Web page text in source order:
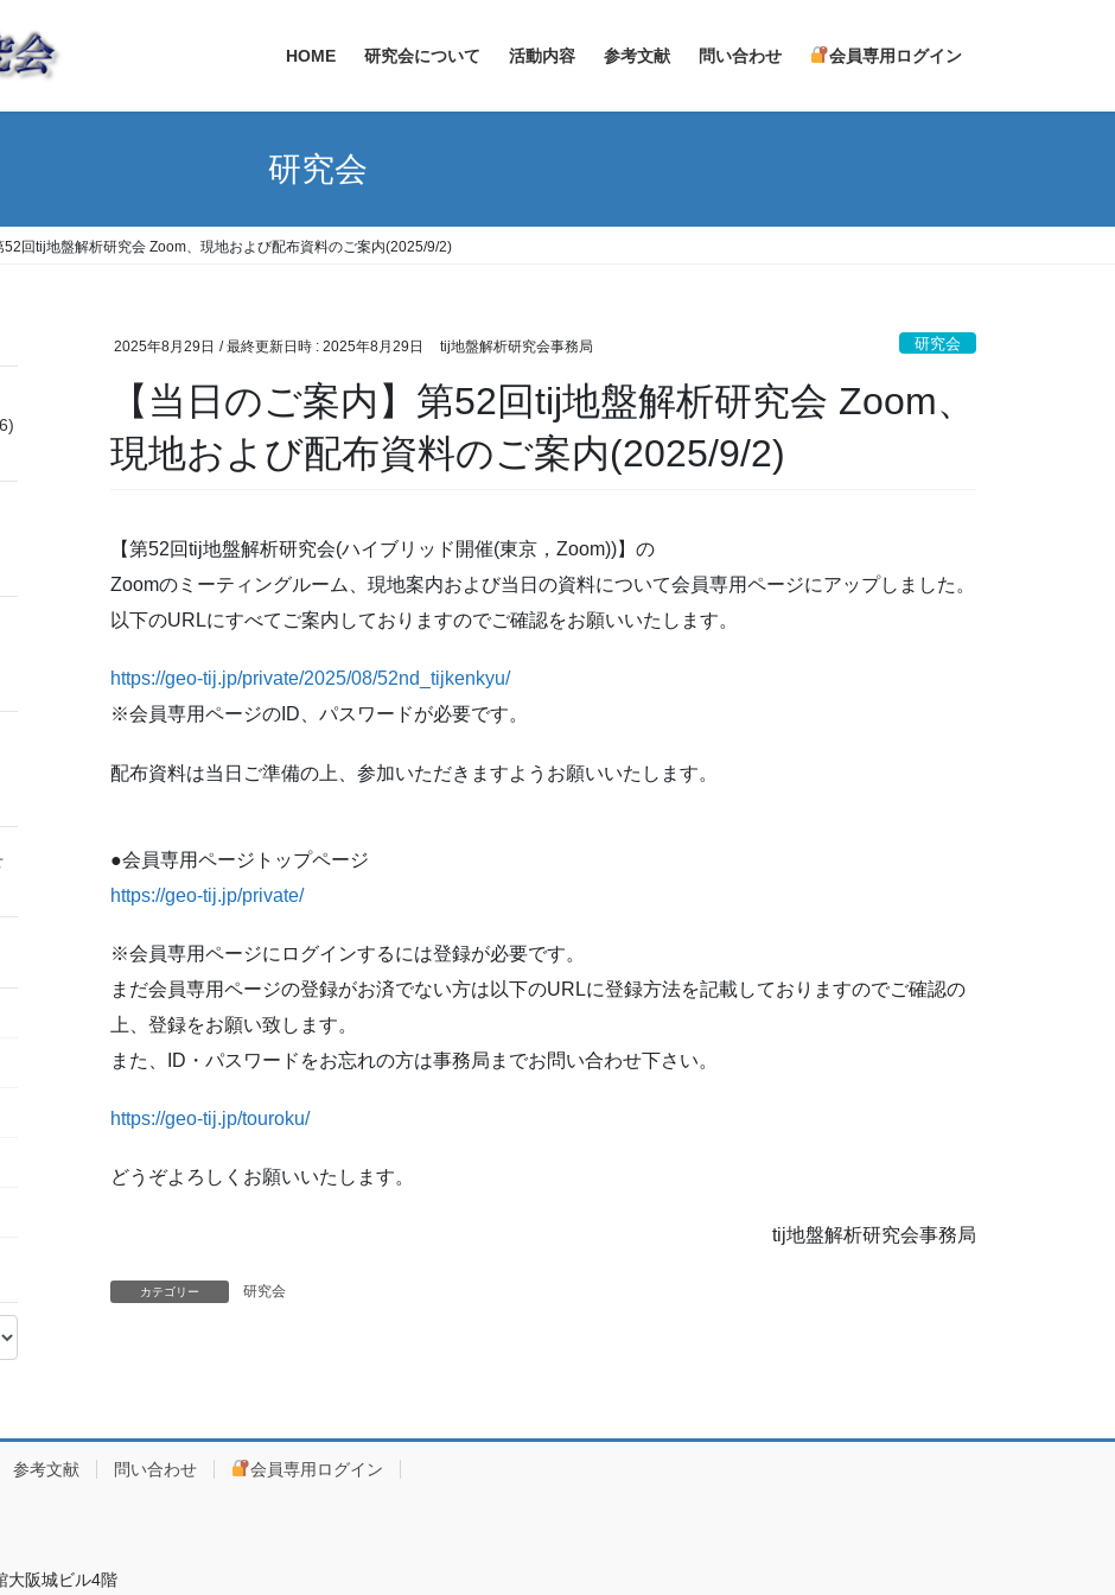
HOME 研究会について 活動内容 参考文献 問い合わせ 会員専用ログイン
研究会
52回tij地盤解析研究会 Zoom、現地および配布資料のご案内(2025/9/2)
2025年8月29日 / 最終更新日時 : 2025年8月29日 tij地盤解析研究会事務局 研究会
【当日のご案内】第52回tij地盤解析研究会 Zoom、
現地および配布資料のご案内(2025/9/2)
【第52回tij地盤解析研究会(ハイブリッド開催(東京，Zoom))】の
Zoomのミーティングルーム、現地案内および当日の資料について会員専用ページにアップしました。
以下のURLにすべてご案内しておりますのでご確認をお願いいたします。
https://geo-tij.jp/private/2025/08/52nd_tijkenkyu/
※会員専用ページのID、パスワードが必要です。
配布資料は当日ご準備の上、参加いただきますようお願いいたします。
●会員専用ページトップページ
https://geo-tij.jp/private/
※会員専用ページにログインするには登録が必要です。
まだ会員専用ページの登録がお済でない方は以下のURLに登録方法を記載しておりますのでご確認の
上、登録をお願い致します。
また、ID・パスワードをお忘れの方は事務局までお問い合わせ下さい。
https://geo-tij.jp/touroku/
どうぞよろしくお願いいたします。
tij地盤解析研究会事務局
カテゴリー 研究会
参考文献 問い合わせ 会員専用ログイン
大阪城ビル4階